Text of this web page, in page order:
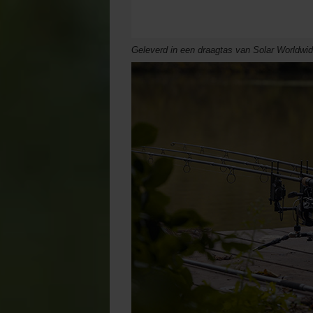
Geleverd in een draagtas van Solar